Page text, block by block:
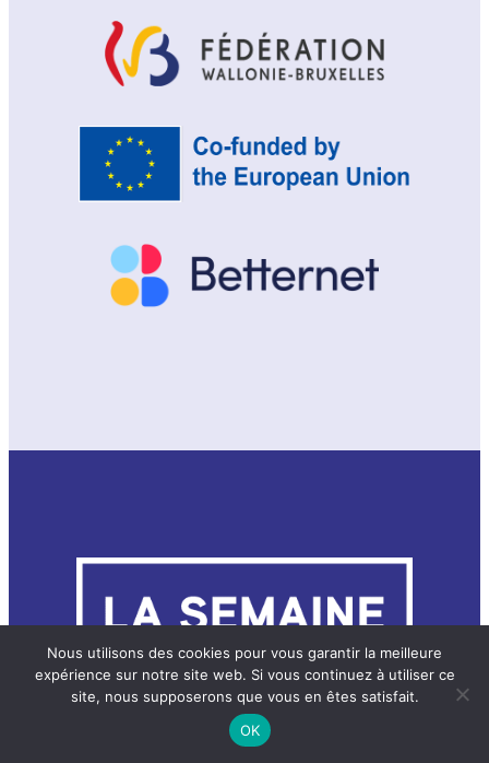
Nous utilisons des cookies pour vous garantir la meilleure
expérience sur notre site web. Si vous continuez à utiliser ce
site, nous supposerons que vous en êtes satisfait.
OK